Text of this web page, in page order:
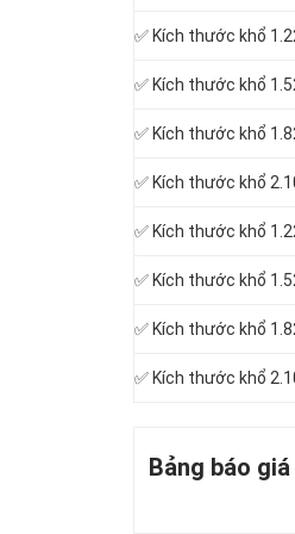
✅ Kích thước khổ
✅ Kích thước khổ
✅ Kích thước khổ
✅ Kích thước khổ
✅ Kích thước khổ
✅ Kích thước khổ
✅ Kích thước khổ
✅ Kích thước khổ
Bảng báo